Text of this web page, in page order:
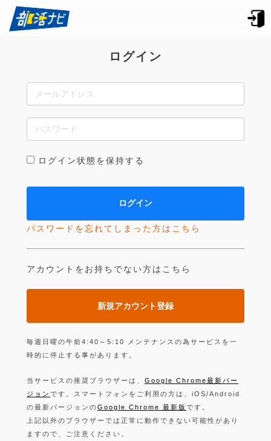
ログイン
ログイン状態を保持する
パスワードを忘れてしまった方はこちら
アカウントをお持ちでない方はこちら
新規アカウント登録
毎週日曜の午前4:40～5:10 メンテナンスの為サービスを一
時的に停止する事があります。
当サービスの推奨ブラウザーは、 Google Chrome最新バー
ジョン です。スマートフォンをご利用の方は、iOS/Android
の最新バージョンのGoogle Chrome 最新版 です。
上記以外のブラウザーでは正常に動作できない可能性があり
ますので、ご注意ください。